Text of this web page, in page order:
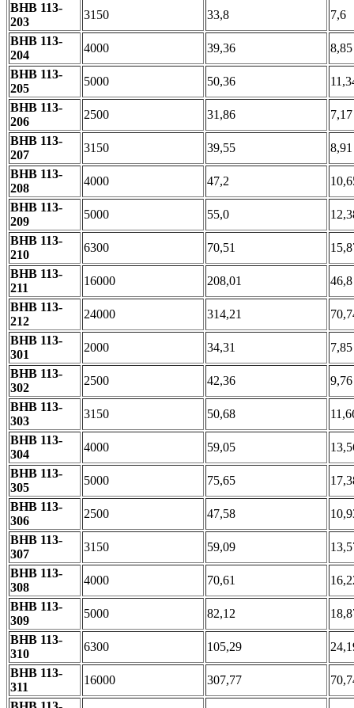
ВНВ 113-
203
3150 33,8
7,6
ВНВ 113-
204
4000 39,36
8,85
ВНВ 113-
205
5000 50,36
ВНВ 113-
206
2500 31,86
7,17
ВНВ 113-
207
3150 39,55
8,91
ВНВ 113-
208
4000 47,2
ВНВ 113-
209
5000 55,0
ВНВ 113-
210
6300 70,51
ВНВ 113-
211
16000 208,01
46,8
ВНВ 113-
212
24000 314,21
ВНВ 113-
301
2000 34,31
7,85
ВНВ 113-
302
2500 42,36
9,76
ВНВ 113-
303
3150 50,68
ВНВ 113-
304
4000 59,05
ВНВ 113-
305
5000 75,65
ВНВ 113-
306
2500 47,58
ВНВ 113-
307
3150 59,09
ВНВ 113-
308
4000 70,61
ВНВ 113-
309
5000 82,12
ВНВ 113-
310
6300 105,29
ВНВ 113-
311
16000 307,77